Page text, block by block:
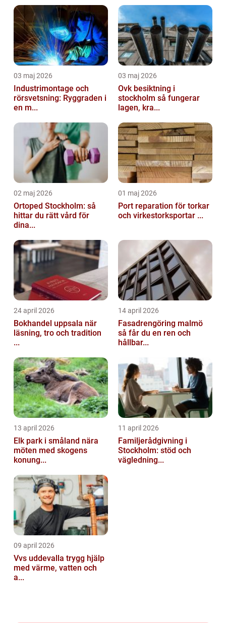
03 maj 2026
Industrimontage och
rörsvetsning: Ryggraden i
en m...
03 maj 2026
Ovk besiktning i
stockholm så fungerar
lagen, kra...
02 maj 2026
Ortoped Stockholm: så
hittar du rätt vård för
dina...
01 maj 2026
Port reparation för torkar
och virkestorksportar ...
24 april 2026
Bokhandel uppsala när
läsning, tro och tradition
...
14 april 2026
Fasadrengöring malmö
så får du en ren och
hållbar...
13 april 2026
Elk park i småland nära
möten med skogens
konung...
11 april 2026
Familjerådgivning i
Stockholm: stöd och
vägledning...
09 april 2026
Vvs uddevalla trygg hjälp
med värme, vatten och
a...